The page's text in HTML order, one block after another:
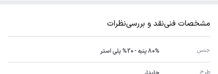
مشخصات فنینقد و بررسینظرات
جنس 80% پنبه - 20% پلی استر
طرح